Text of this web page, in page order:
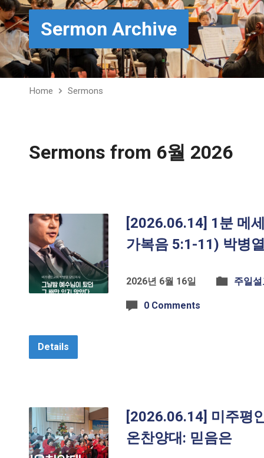
Sermon Archive
Home Sermons
Sermons from 6월 2026
[2026.06.14] 1분 메
가복음 5:1-11) 박병
2026년 6월 16일 주일
0 Comments
Details
[2026.06.14] 미주평
온찬양대: 믿음은